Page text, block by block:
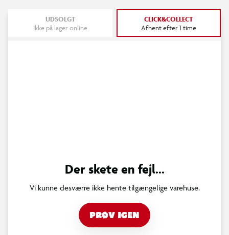
UDSOLGT
Ikke på lager online
CLICK&COLLECT
Afhent efter 1 time
Der skete en fejl...
Vi kunne desværre ikke hente tilgængelige varehuse.
PRØV IGEN